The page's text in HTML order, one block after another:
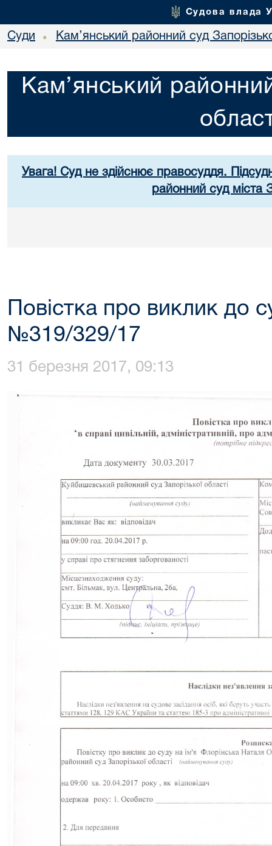
Судова влада
Суди • Кам’янський районний суд
Кам’янський
Увага! Суд не здійснює правосуддя.
районний суд міста
Повістка про виклик до
№319/329/17
31 березня 2017, 09:13